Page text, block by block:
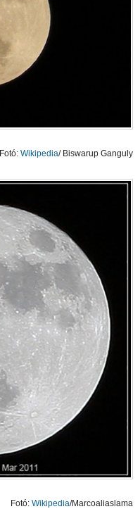
Fotó: Wikipedia/ Biswarup Ganguly
Fotó: Wikipedia/Marcoaliaslama